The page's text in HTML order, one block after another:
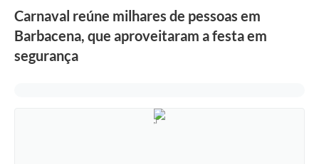
Serviços
Visite Barbacena
Carnaval reúne milhares de pessoas em
Barbacena, que aproveitaram a festa em
segurança